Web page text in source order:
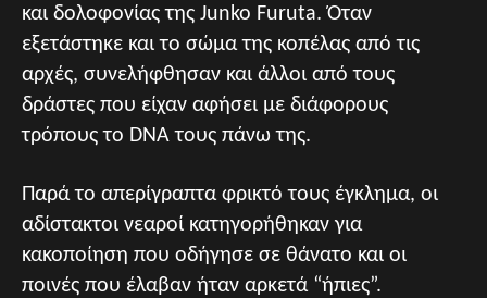
και δολοφονίας της Junko Furuta. Όταν
εξετάστηκε και το σώμα της κοπέλας από τις
αρχές, συνελήφθησαν και άλλοι από τους
δράστες που είχαν αφήσει με διάφορους
τρόπους το DNA τους πάνω της.
Παρά το απερίγραπτα φρικτό τους έγκλημα, οι
αδίστακτοι νεαροί κατηγορήθηκαν για
κακοποίηση που οδήγησε σε θάνατο και οι
ποινές που έλαβαν ήταν αρκετά “ήπιες”.